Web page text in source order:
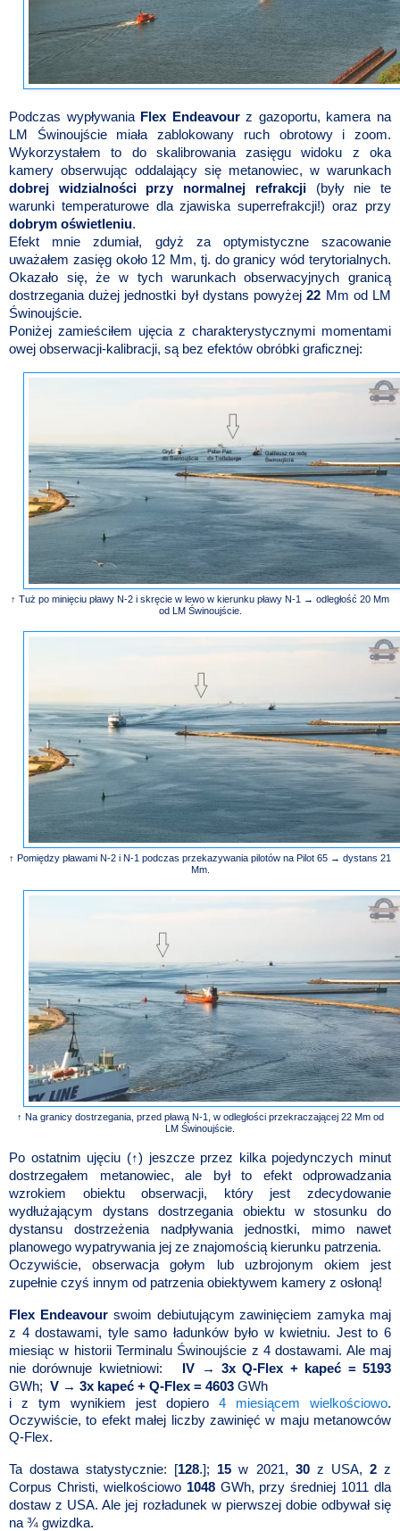
Podczas wypływania Flex Endeavourz gazoportu, kamera na
LM Świnoujście miała zablokowany ruch obrotowy i zoom.
Wykorzystałem to do skalibrowania zasięgu widoku z oka
kamery obserwując oddalający się metanowiec, w warunkach
dobrej widzialności przy normalnej refrakcji(były nie te
warunki temperaturowe dla zjawiska superrefrakcji!) oraz przy
dobrym oświetleniu.
Efekt mnie zdumiał, gdyż za optymistyczne szacowanie
uważałem zasięg około 12 Mm, tj. do granicy wód terytorialnych.
Okazało się, że w tych warunkach obserwacyjnych granicą
dostrzegania dużej jednostki był dystans powyżej22 Mm od LM
Świnoujście.
Poniżej zamieściłem ujęcia z charakterystycznymi momentami
owej obserwacji-kalibracji, są bez efektów obróbki graficznej:
↑ Tuż po minięciu pławy N-2 i skręcie w lewo w kierunku pławy N-1 → odległość 20 Mm
od LM Świnoujście.
↑ Pomiędzy pławami N-2 i N-1 podczas przekazywania pilotów na Pilot 65 → dystans 21
Mm.
↑ Na granicy dostrzegania, przed pławą N-1, w odległości przekraczającej 22 Mm od
LM Świnoujście.
Po ostatnim ujęciu (↑) jeszcze przez kilka pojedynczych minut
dostrzegałem metanowiec, ale był to efekt odprowadzania
wzrokiem obiektu obserwacji, który jest zdecydowanie
wydłużającym dystans dostrzegania obiektu w stosunku do
dystansu dostrzeżenia nadpływania jednostki, mimo nawet
planowego wypatrywania jej ze znajomością kierunku patrzenia.
Oczywiście, obserwacja gołym lub uzbrojonym okiem jest
zupełnie czyś innym od patrzenia obiektywem kamery z osłoną!
Flex Endeavourswoim debiutującym zawinięciem zamyka maj
z 4 dostawami, tyle samo ładunków było w kwietniu. Jest to 6
miesiąc w historii Terminalu Świnoujście z 4 dostawami. Ale maj
nie dorównuje kwietniowi:
IV →
3x Q-Flex + kapeć = 5193
GWh; V → 3x kapeć + Q-Flex = 4603 GWh
i z tym wynikiem jest dopiero 4 miesiącem wielkościowo.
Oczywiście, to efekt małej liczby zawinięć w maju metanowców
Q-Flex.
Ta dostawa statystycznie: [128.]; 15 w 2021, 30z USA, 2z
Corpus Christi, wielkościowo 1048GWh, przy średniej 1011 dla
dostaw z USA. Ale jej rozładunek w pierwszej dobie odbywał się
na ¾ gwizdka.